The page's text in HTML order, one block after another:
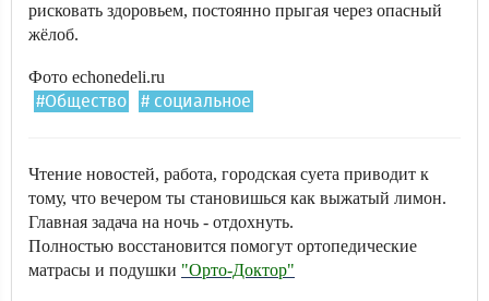
рисковать здоровьем, постоянно прыгая через опасный
жёлоб.
Фото echonedeli.ru
#Общество # социальное
Чтение новостей, работа, городская суета приводит к
тому, что вечером ты становишься как выжатый лимон.
Главная задача на ночь - отдохнуть.
Полностью восстановится помогут ортопедические
матрасы и подушки "Орто-Доктор"